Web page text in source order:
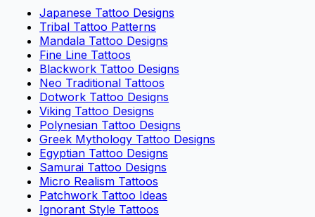
Japanese Tattoo Designs
Tribal Tattoo Patterns
Mandala Tattoo Designs
Fine Line Tattoos
Blackwork Tattoo Designs
Neo Traditional Tattoos
Dotwork Tattoo Designs
Viking Tattoo Designs
Polynesian Tattoo Designs
Greek Mythology Tattoo Designs
Egyptian Tattoo Designs
Samurai Tattoo Designs
Micro Realism Tattoos
Patchwork Tattoo Ideas
Ignorant Style Tattoos